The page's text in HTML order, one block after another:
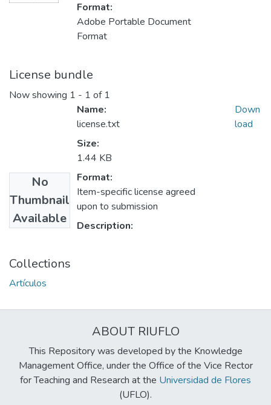
Format:
Adobe Portable Document
Format
License bundle
Now showing 1 - 1 of 1
No
Thumbnail
Available
Name:
license.txt
Size:
1.44 KB
Format:
Item-specific license agreed
upon to submission
Description:
Down
load
Collections
Artículos
ABOUT RIUFLO
This Repository was developed by the Knowledge
Management Office, under the Office of the Vice Rector
for Teaching and Research at the Universidad de Flores
(UFLO).